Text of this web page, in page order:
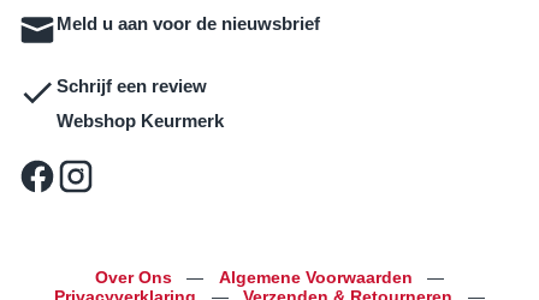
Meld u aan voor de nieuwsbrief
Schrijf een review
Webshop Keurmerk
Over Ons — Algemene Voorwaarden
—